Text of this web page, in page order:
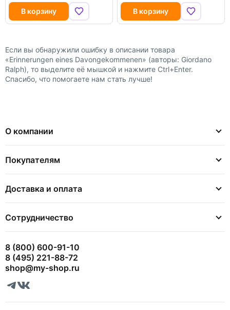
В корзину В корзину
Если вы обнаружили ошибку в описании товара
«Erinnerungen eines Davongekommenen» (авторы: Giordano
Ralph), то выделите её мышкой и нажмите Ctrl+Enter.
Спасибо, что помогаете нам стать лучше!
О компании
Покупателям
Доставка и оплата
Сотрудничество
8 (800) 600-91-10
8 (495) 221-88-72
shop@my-shop.ru